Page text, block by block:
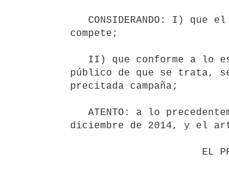
compete;
público de que se trata,
precitada campaña;
diciembre de 2014, y el